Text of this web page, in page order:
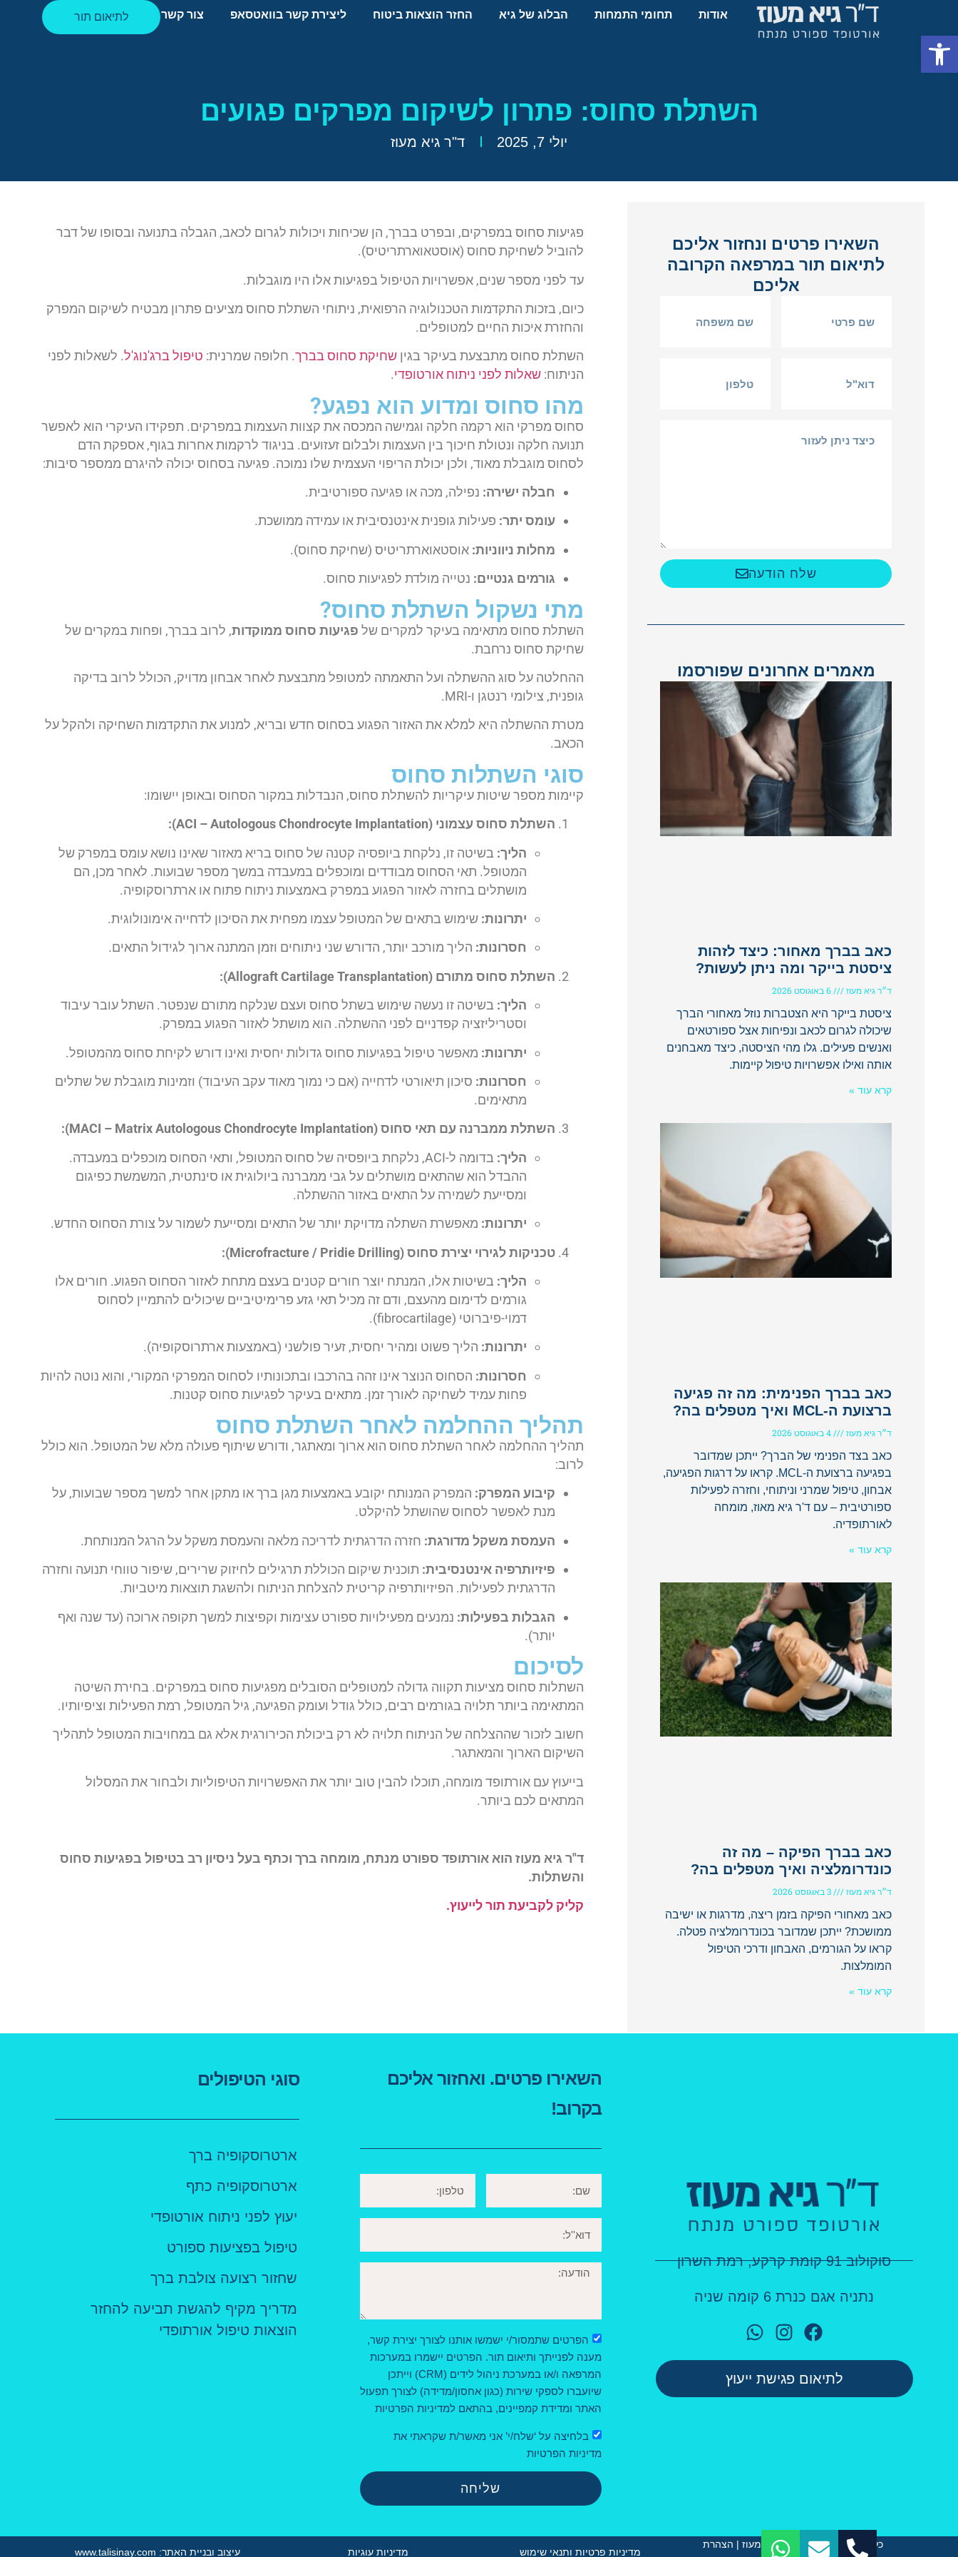
אודות תחומי התמחות הבלוג של גיא החזר הוצאות ביטוח ליצירת קשר בוואטסאפ צור קשר לתיאום תור
השתלת סחוס: פתרון לשיקום מפרקים פגועים
יולי 7, 2025 ד"ר גיא מעוז
השאירו פרטים ונחזור אליכם
לתיאום תור במרפאה הקרובה
אליכם
שלח הודעה
מאמרים אחרונים שפורסמו
כאב בברך מאחור: כיצד לזהות
ציסטת בייקר ומה ניתן לעשות?
ד״ר גיא מעוז
ציסטת בייקר היא הצטברות נוזל מאחורי הברך
שיכולה לגרום לכאב ונפיחות אצל ספורטאים
ואנשים פעילים. גלו מהי הציסטה, כיצד מאבחנים
אותה ואילו אפשרויות טיפול קיימות.
קרא עוד »
כאב בברך הפנימית: מה זה פגיעה
ברצועת ה-MCL ואיך מטפלים בה?
ד״ר גיא מעוז
כאב בצד הפנימי של הברך? ייתכן שמדובר
בפגיעה ברצועת ה-MCL. קראו על דרגות הפגיעה,
אבחון, טיפול שמרני וניתוחי, וחזרה לפעילות
ספורטיבית – עם ד'ר גיא מאוז, מומחה
לאורתופדיה.
קרא עוד »
כאב בברך הפיקה – מה זה
כונדרומלציה ואיך מטפלים בה?
ד״ר גיא מעוז
כאב מאחורי הפיקה בזמן ריצה, מדרגות או ישיבה
ממושכת? ייתכן שמדובר בכונדרומלציה פטלה.
קראו על הגורמים, האבחון ודרכי הטיפול
המומלצות.
קרא עוד »
פגיעות סחוס במפרקים, ובפרט בברך, הן שכיחות ויכולות לגרום לכאב, הגבלה בתנועה ובסופו של דבר
להוביל לשחיקת סחוס (אוסטאוארתריטיס).
עד לפני מספר שנים, אפשרויות הטיפול בפגיעות אלו היו מוגבלות.
כיום, בזכות התקדמות הטכנולוגיה הרפואית, ניתוחי השתלת סחוס מציעים פתרון מבטיח לשיקום המפרק
והחזרת איכות החיים למטופלים.
השתלת סחוס מתבצעת בעיקר בגין שחיקת סחוס בברך. חלופה שמרנית: טיפול ברג'נוג'ל. לשאלות לפני
הניתוח: שאלות לפני ניתוח אורטופדי.
מהו סחוס ומדוע הוא נפגע?
סחוס מפרקי הוא רקמה חלקה וגמישה המכסה את קצוות העצמות במפרקים. תפקידו העיקרי הוא לאפשר
תנועה חלקה ונטולת חיכוך בין העצמות ולבלום זעזועים. בניגוד לרקמות אחרות בגוף, אספקת הדם
לסחוס מוגבלת מאוד, ולכן יכולת הריפוי העצמית שלו נמוכה. פגיעה בסחוס יכולה להיגרם ממספר סיבות:
חבלה ישירה: נפילה, מכה או פגיעה ספורטיבית.
עומס יתר: פעילות גופנית אינטנסיבית או עמידה ממושכת.
מחלות ניווניות: אוסטאוארתריטיס (שחיקת סחוס).
גורמים גנטיים: נטייה מולדת לפגיעות סחוס.
מתי נשקול השתלת סחוס?
השתלת סחוס מתאימה בעיקר למקרים של פגיעות סחוס ממוקדות, לרוב בברך, ופחות במקרים של
שחיקת סחוס נרחבת.
ההחלטה על סוג ההשתלה ועל התאמתה למטופל מתבצעת לאחר אבחון מדויק, הכולל לרוב בדיקה
גופנית, צילומי רנטגן ו-MRI.
מטרת ההשתלה היא למלא את האזור הפגוע בסחוס חדש ובריא, למנוע את התקדמות השחיקה ולהקל על
הכאב.
סוגי השתלות סחוס
קיימות מספר שיטות עיקריות להשתלת סחוס, הנבדלות במקור הסחוס ובאופן יישומו:
השתלת סחוס עצמוני (ACI – Autologous Chondrocyte Implantation):
הליך: בשיטה זו, נלקחת ביופסיה קטנה של סחוס בריא מאזור שאינו נושא עומס במפרק של
המטופל. תאי הסחוס מבודדים ומוכפלים במעבדה במשך מספר שבועות. לאחר מכן, הם
מושתלים בחזרה לאזור הפגוע במפרק באמצעות ניתוח פתוח או ארתרוסקופיה.
יתרונות: שימוש בתאים של המטופל עצמו מפחית את הסיכון לדחייה אימונולוגית.
חסרונות: הליך מורכב יותר, הדורש שני ניתוחים וזמן המתנה ארוך לגידול התאים.
השתלת סחוס מתורם (Allograft Cartilage Transplantation):
הליך: בשיטה זו נעשה שימוש בשתל סחוס ועצם שנלקח מתורם שנפטר. השתל עובר עיבוד
וסטריליזציה קפדניים לפני ההשתלה. הוא מושתל לאזור הפגוע במפרק.
יתרונות: מאפשר טיפול בפגיעות סחוס גדולות יחסית ואינו דורש לקיחת סחוס מהמטופל.
חסרונות: סיכון תיאורטי לדחייה (אם כי נמוך מאוד עקב העיבוד) וזמינות מוגבלת של שתלים
מתאימים.
השתלת ממברנה עם תאי סחוס (MACI – Matrix Autologous Chondrocyte Implantation):
הליך:
בדומה ל-ACI, נלקחת ביופסיה של סחוס המטופל, ותאי הסחוס מוכפלים במעבדה.
ההבדל הוא שהתאים מושתלים על גבי ממברנה ביולוגית או סינתטית, המשמשת כפיגום
ומסייעת לשמירה על התאים באזור ההשתלה.
יתרונות: מאפשרת השתלה מדויקת יותר של התאים ומסייעת לשמור על צורת הסחוס החדש.
טכניקות לגירוי יצירת סחוס (Microfracture / Pridie Drilling):
הליך: בשיטות אלו, המנתח יוצר חורים קטנים בעצם מתחת לאזור הסחוס הפגוע. חורים אלו
גורמים לדימום מהעצם, ודם זה מכיל תאי גזע פרימיטיביים שיכולים להתמיין לסחוס
דמוי-פיברוטי (fibrocartilage).
יתרונות: הליך פשוט ומהיר יחסית, זעיר פולשני (באמצעות ארתרוסקופיה).
חסרונות: הסחוס הנוצר אינו זהה בהרכבו ובתכונותיו לסחוס המפרקי המקורי, והוא נוטה להיות
פחות עמיד לשחיקה לאורך זמן. מתאים בעיקר לפגיעות סחוס קטנות.
תהליך ההחלמה לאחר השתלת סחוס
תהליך ההחלמה לאחר השתלת סחוס הוא ארוך ומאתגר, ודורש שיתוף פעולה מלא של המטופל. הוא כולל
לרוב:
קיבוע המפרק: המפרק המנותח יקובע באמצעות מגן ברך או מתקן אחר למשך מספר שבועות, על
מנת לאפשר לסחוס שהושתל להיקלט.
העמסת משקל מדורגת: חזרה הדרגתית לדריכה מלאה והעמסת משקל על הרגל המנותחת.
פיזיותרפיה אינטנסיבית: תוכנית שיקום הכוללת תרגילים לחיזוק שרירים, שיפור טווחי תנועה וחזרה
הדרגתית לפעילות. הפיזיותרפיה קריטית להצלחת הניתוח ולהשגת תוצאות מיטביות.
הגבלות בפעילות: נמנעים מפעילויות ספורט עצימות וקפיצות למשך תקופה ארוכה (עד שנה ואף
יותר).
לסיכום
השתלות סחוס מציעות תקווה גדולה למטופלים הסובלים מפגיעות סחוס במפרקים. בחירת השיטה
המתאימה ביותר תלויה בגורמים רבים, כולל גודל ועומק הפגיעה, גיל המטופל, רמת הפעילות וציפיותיו.
חשוב לזכור שההצלחה של הניתוח תלויה לא רק ביכולת הכירורגית אלא גם במחויבות המטופל לתהליך
השיקום הארוך והמאתגר.
בייעוץ עם אורתופד מומחה, תוכלו להבין טוב יותר את האפשרויות הטיפוליות ולבחור את המסלול
המתאים לכם ביותר.
ד"ר גיא מעוז הוא אורתופד ספורט מנתח, מומחה ברך וכתף בעל ניסיון רב בטיפול בפגיעות סחוס
והשתלות.
קליק לקביעת תור לייעוץ.
סוקולוב 91 קומת קרקע, רמת השרון
נתניה אגם כנרת 6 קומה שניה
לתיאום פגישת ייעוץ
השאירו פרטים. ואחזור אליכם
בקרוב!
הפרטים שתמסור/י ישמשו אותנו לצורך יצירת קשר,
מענה לפנייתך ותיאום תור. הפרטים יישמרו במערכות
המרפאה ו/או במערכת ניהול לידים (CRM) וייתכן
שיועברו לספקי שירות (כגון אחסון/מדידה) לצורך תפעול
האתר ומדידת קמפיינים, בהתאם למדיניות הפרטיות
בלחיצה על ‘שלח/י’ אני מאשר/ת שקראתי את
מדיניות הפרטיות
שליחה
סוגי הטיפולים
ארטרוסקופיה ברך
ארטרוסקופיה כתף
יעוץ לפני ניתוח אורטופדי
טיפול בפציעות ספורט
שחזור רצועה צולבת ברך
מדריך מקיף להגשת תביעה להחזר
הוצאות טיפול אורתופדי
כל הזכויות שמורות לד״ר גיא מעוז | הצהרת
מדיניות פרטיות ותנאי שימוש מדיניות עוגיות עיצוב ובניית האתר: www.talisinay.com
פתח סרגל נגישות